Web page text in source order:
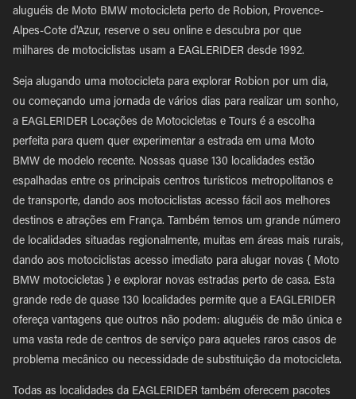
aluguéis de Moto BMW motocicleta perto de Robion, Provence-
Alpes-Cote d'Azur, reserve o seu online e descubra por que
milhares de motociclistas usam a EAGLERIDER desde 1992.
Seja alugando uma motocicleta para explorar Robion por um dia,
ou começando uma jornada de vários dias para realizar um sonho,
a EAGLERIDER Locações de Motocicletas e Tours é a escolha
perfeita para quem quer experimentar a estrada em uma Moto
BMW de modelo recente. Nossas quase 130 localidades estão
espalhadas entre os principais centros turísticos metropolitanos e
de transporte, dando aos motociclistas acesso fácil aos melhores
destinos e atrações em França. Também temos um grande número
de localidades situadas regionalmente, muitas em áreas mais rurais,
dando aos motociclistas acesso imediato para alugar novas { Moto
BMW motocicletas } e explorar novas estradas perto de casa. Esta
grande rede de quase 130 localidades permite que a EAGLERIDER
ofereça vantagens que outros não podem: aluguéis de mão única e
uma vasta rede de centros de serviço para aqueles raros casos de
problema mecânico ou necessidade de substituição da motocicleta.
Todas as localidades da EAGLERIDER também oferecem pacotes